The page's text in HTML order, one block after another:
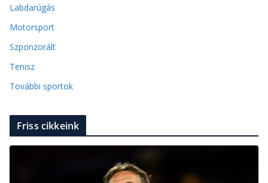
Labdarúgás
Motorsport
Szponzorált
Tenisz
További sportok
Friss cikkeink